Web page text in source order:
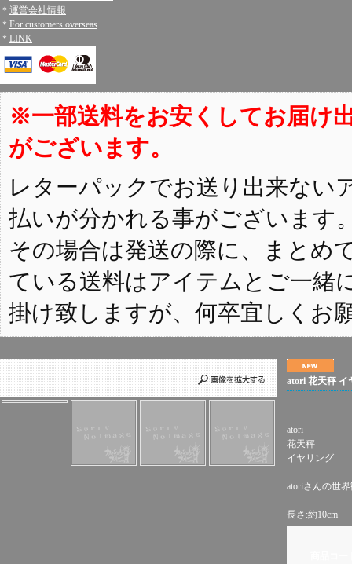
＊ 運営会社情報
＊ For customers overseas
＊ LINK
※一部送料をお安くしてお届け
がございます。
レターパックでお送り出来ない
払いが分かれる事がございます
その場合は発送の際に、まとめ
ている送料はアイテムとご一緒
掛け致しますが、何卒宜しくお
atori 花天秤 イ
atori
花天秤
イヤリング
atoriさんの世
長さ:約10cm